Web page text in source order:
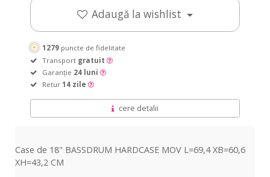
foam
fully
lined
fully
lined
/
fully
/
fully
Adaugă la wishlist
1279 puncte de fidelitate
Transport gratuit
Garanție 24 luni
Retur 14 zile
cere detalii
Case de 18" BASSDRUM HARDCASE MOV L=69,4 XB=60,6
XH=43,2 CM